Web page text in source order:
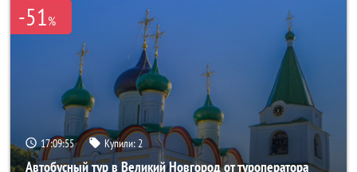
-51%
17:09:53 Купили: 2
Автобусный тур в Великий Новгород от туроператора